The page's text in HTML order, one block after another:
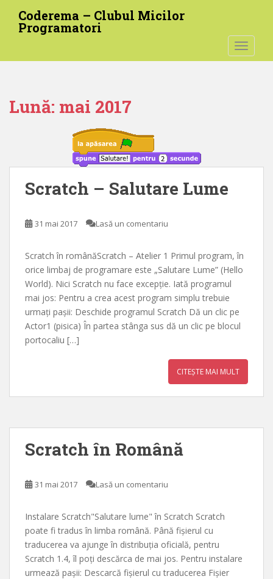
t
Coderema – Clubul Micilor
Programatori
Lună: mai 2017
Scratch – Salutare Lume
31 mai 2017 Lasă un comentariu
Scratch în românăScratch – Atelier 1 Primul program, în
orice limbaj de programare este „Salutare Lume” (Hello
World). Nici Scratch nu face excepție. Iată programul
mai jos: Pentru a crea acest program simplu trebuie
urmați pașii: Deschide programul Scratch Dă un clic pe
Actor1 (pisica) În partea stânga sus dă un clic pe blocul
portocaliu […]
CITEȘTE MAI MULT
Scratch în Română
31 mai 2017 Lasă un comentariu
Instalare Scratch"Salutare lume" în Scratch Scratch
poate fi tradus în limba română. Până fișierul cu
traducerea va ajunge în distribuția oficială, pentru
Scratch 1.4, îl poți descărca de mai jos. Pentru instalare
urmează pașii: Descarcă fișierul cu traducerea Fișier